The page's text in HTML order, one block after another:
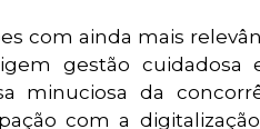
com ainda mais
gestão cuidadosa
minuciosa da
com a